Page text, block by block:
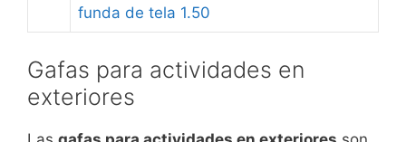
funda de tela 1.50
Gafas para actividades en
exteriores